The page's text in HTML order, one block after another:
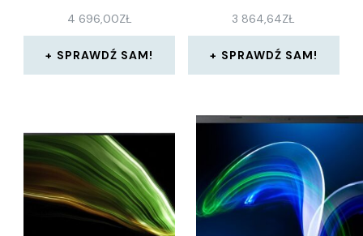
4 696,00ZŁ
SPRAWDŹ SAM!
3 864,64ZŁ
SPRAWDŹ SAM!